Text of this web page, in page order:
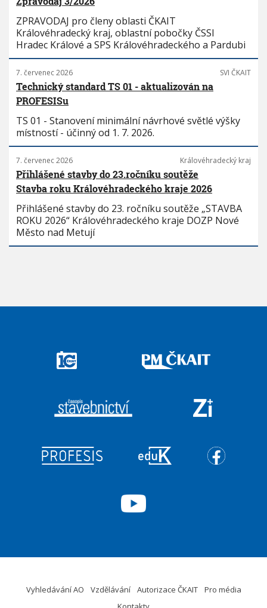
ZPRAVODAJ pro členy oblasti ČKAIT
Královéhradecký kraj, oblastní pobočky ČSSI
Hradec Králové a SPS Královéhradeckého a Pardubi
7. červenec 2026 SVI ČKAIT
Technický standard TS 01 - aktualizován na
PROFESISu
TS 01 - Stanovení minimální návrhové světlé výšky
místností - účinný od 1. 7. 2026.
7. červenec 2026 Královéhradecký kraj
Přihlášené stavby do 23.ročníku soutěže
Stavba roku Královéhradeckého kraje 2026
Přihlášené stavby do 23. ročníku soutěže „STAVBA
ROKU 2026“ Královéhradeckého kraje DOZP Nové
Město nad Metují
Vyhledávání AO Vzdělávání Autorizace ČKAIT
Pro média